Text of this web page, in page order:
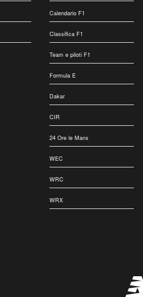
Calendario F1
Classifica F1
Team e piloti F1
Formula E
Dakar
CIR
24 Ore le Mans
WEC
WRC
WRX